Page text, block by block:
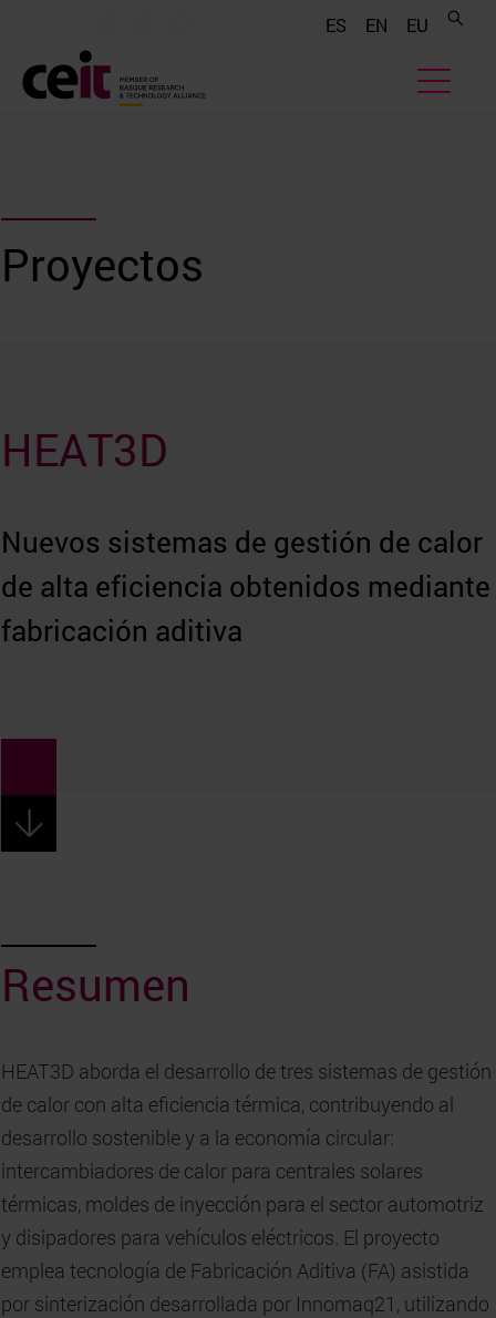
ES EN EU
Proyectos
HEAT3D
Nuevos sistemas de gestión de calor
de alta eficiencia obtenidos mediante
fabricación aditiva
Resumen
HEAT3D aborda el desarrollo de tres sistemas de gestión
de calor con alta eficiencia térmica, contribuyendo al
desarrollo sostenible y a la economía circular:
intercambiadores de calor para centrales solares
térmicas, moldes de inyección para el sector automotriz
y disipadores para vehículos eléctricos. El proyecto
emplea tecnología de Fabricación Aditiva (FA) asistida
por sinterización desarrollada por Innomaq21, utilizando